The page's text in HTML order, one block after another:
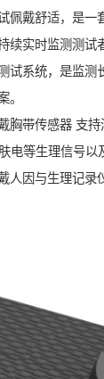
佩戴舒适，是一
续实时监测测试
试系统，是监测
。
胸带传感器 支持
电等生理信号以
人因与生理记录